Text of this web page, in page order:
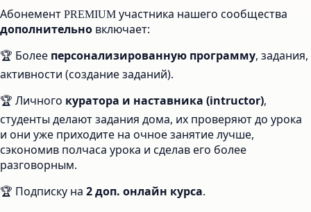
Абонемент PREMIUM участника нашего сообщества
дополнительно включает:
🏆 Более персонализированную программу, задания,
активности (создание заданий).
🏆 Личного куратора и наставника (intructor),
студенты делают задания дома, их проверяют до урока
и они уже приходите на очное занятие лучше,
сэкономив полчаса урока и сделав его более
разговорным.
🏆 Подписку на 2 доп. онлайн курса.